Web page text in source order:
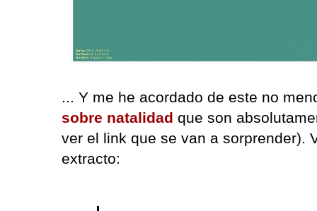
... Y me he acordado de este no
sobre natalidad que son
ver el link que se van a sorprender).
extracto: